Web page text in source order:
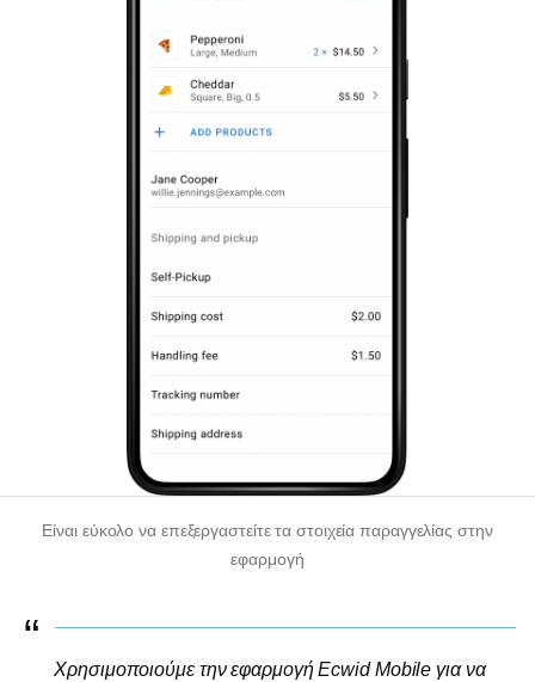
Είναι εύκολο να επεξεργαστείτε τα στοιχεία παραγγελίας στην
εφαρμογή
Χρησιμοποιούμε την εφαρμογή Ecwid Mobile για να